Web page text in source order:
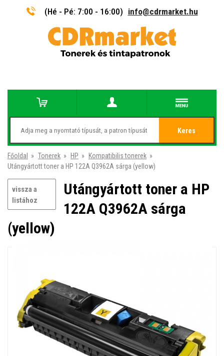
(Hé - Pé: 7:00 - 16:00) info@cdrmarket.hu
Keres
Főoldal » Tonerek » HP » Kompatibilis tonerek »
Utángyártott toner a HP 122A Q3962A sárga (yellow)
vissza a
listához
Utángyártott toner a HP
122A Q3962A sárga
(yellow)